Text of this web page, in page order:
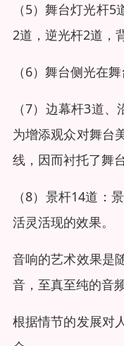
（5）舞台灯光杆
2道，逆光杆2道，
（6）舞台侧光在
（7）边幕杆3道
为增添观众对舞台
线，因而衬托了舞
（8）景杆14道：
活灵活现的效果。
音响的艺术效果是
音，至真至纯的音
根据情节的发展对